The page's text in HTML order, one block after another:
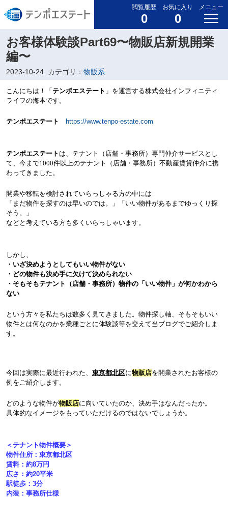
閲覧履歴
0
お気に入り
0
メニュー
お客様体験談Part69〜物販店新規開業
編〜
2023-10-24 カテゴリ： 物販系
こんにちは！「 テンポエステート 」を運営する株式会社インフィニティ
ライフの海本です。
テンポエステート https://www.tenpo-estate.com
テンポエステート は、テナント（店舗・事務所）専門仲介サービスとし
て、今まで1000件以上のテナント（店舗・事務所）不動産賃貸仲介に携
わってきました。
開業や移転を検討されていらっしゃる方の中には
「まだ物件を探すのは早いのでは。」「いい物件があるまでゆっくり探
そう。」
などと考えている方も多くいらっしゃいます。
しかし、
・いざ決めようとしてもいい物件がない
・どの物件も決め手に欠けて決められない
・そもそもテナント（店舗・事務所）物件の「いい物件」が何かわから
ない
という方々を私たちは数多く見てきました。物件探し軸、そもそもいい
物件とは何なのかを業種ごとに体験談等を交えて当ブログでご紹介しま
す。
今回は実際に最近行われた、 東京都北区に物販店を開業されたお客様の
例をご紹介します。
どのような物件が物販店に向いていたのか、決め手はなんだったか。
具体的なイメージをもっていただけるのではないでしょうか。
＜テナント物件概要＞
物件住所：東京都北区
賃料：約8万円
広さ：約20平米
駅徒歩：3分
内装：事務所仕様